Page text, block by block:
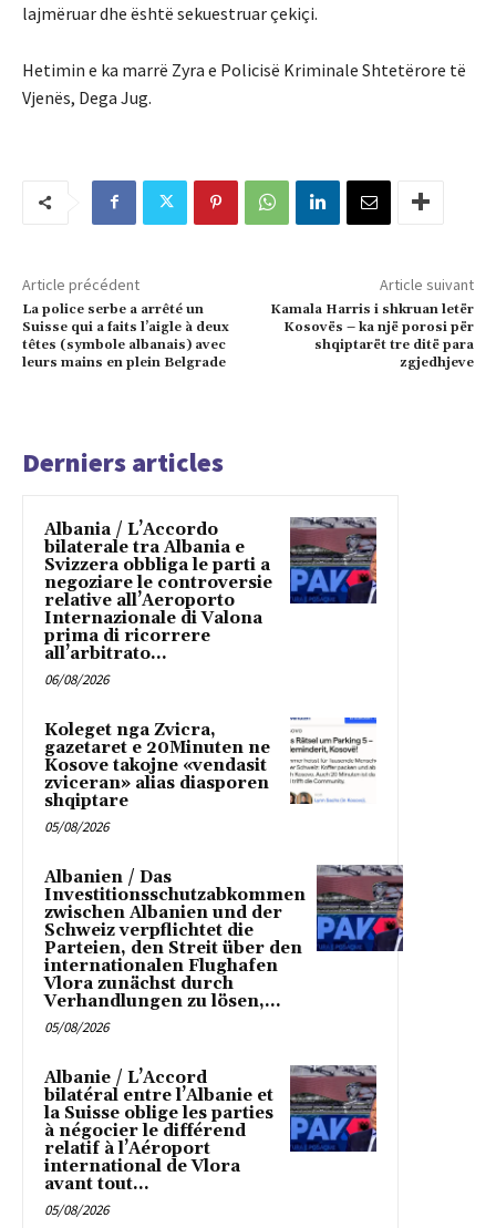
lajmëruar dhe është sekuestruar çekiçi.
Hetimin e ka marrë Zyra e Policisë Kriminale Shtetërore të
Vjenës, Dega Jug.
Article précédent
La police serbe a arrêté un
Suisse qui a faits l’aigle à deux
têtes (symbole albanais) avec
leurs mains en plein Belgrade
Article suivant
Kamala Harris i shkruan letër
Kosovës – ka një porosi për
shqiptarët tre ditë para
zgjedhjeve
Derniers articles
Albania / L’Accordo
bilaterale tra Albania e
Svizzera obbliga le parti a
negoziare le controversie
relative all’Aeroporto
Internazionale di Valona
prima di ricorrere
all’arbitrato...
06/08/2026
Koleget nga Zvicra,
gazetaret e 20Minuten ne
Kosove takojne «vendasit
zviceran» alias diasporen
shqiptare
05/08/2026
Albanien / Das
Investitionsschutzabkommen
zwischen Albanien und der
Schweiz verpflichtet die
Parteien, den Streit über den
internationalen Flughafen
Vlora zunächst durch
Verhandlungen zu lösen,...
05/08/2026
Albanie / L’Accord
bilatéral entre l’Albanie et
la Suisse oblige les parties
à négocier le différend
relatif à l’Aéroport
international de Vlora
avant tout...
05/08/2026